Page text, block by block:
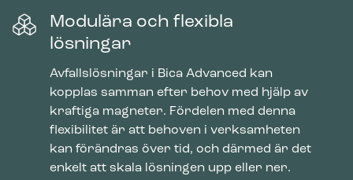
Modulära och flexibla
lösningar
Avfallslösningar i Bica Advanced kan
kopplas samman efter behov med hjälp av
kraftiga magneter. Fördelen med denna
flexibilitet är att behoven i verksamheten
kan förändras över tid, och därmed är det
enkelt att skala lösningen upp eller ner.